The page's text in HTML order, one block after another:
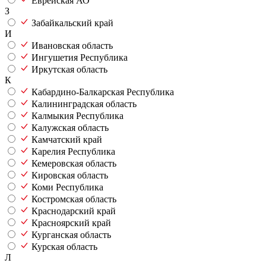
З
Забайкальский край
И
Ивановская область
Ингушетия Республика
Иркутская область
К
Кабардино-Балкарская Республика
Калининградская область
Калмыкия Республика
Калужская область
Камчатский край
Карелия Республика
Кемеровская область
Кировская область
Коми Республика
Костромская область
Краснодарский край
Красноярский край
Курганская область
Курская область
Л